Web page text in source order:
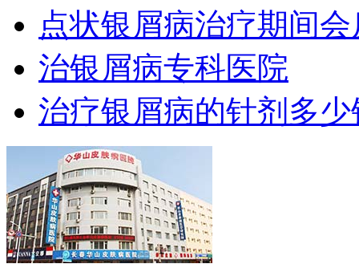
点状银屑病治疗期间
治银屑病专科医院
治疗银屑病的针剂多少